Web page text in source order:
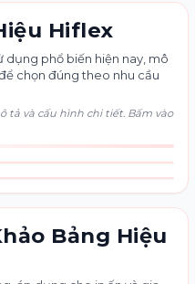
Hiflex
dụng phổ biến hiện nay, mô
chọn đúng theo nhu cầu
tả và cấu hình chi tiết. Bấm vào
Hiflex
Bảng Hiệu